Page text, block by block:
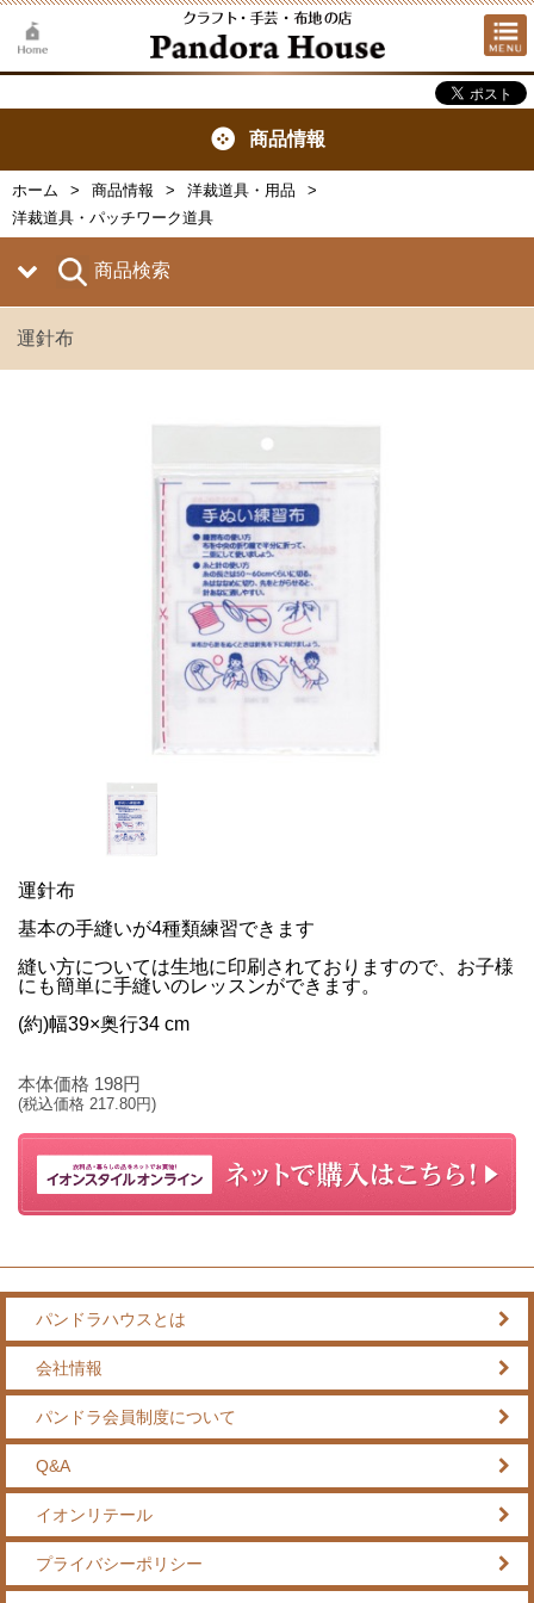
商品情報
ホーム 商品情報
洋裁道具・用品
洋裁道具・パッチワーク道具
商品検索
運針布
運針布
基本の手縫いが4種類練習できます
縫い方については生地に印刷されておりますので、お子様
にも簡単に手縫いのレッスンができます。
(約)幅39×奥行34 cm
本体価格 198円
(税込価格 217.80円)
パンドラハウスとは
会社情報
パンドラ会員制度について
Q&A
イオンリテール
プライバシーポリシー